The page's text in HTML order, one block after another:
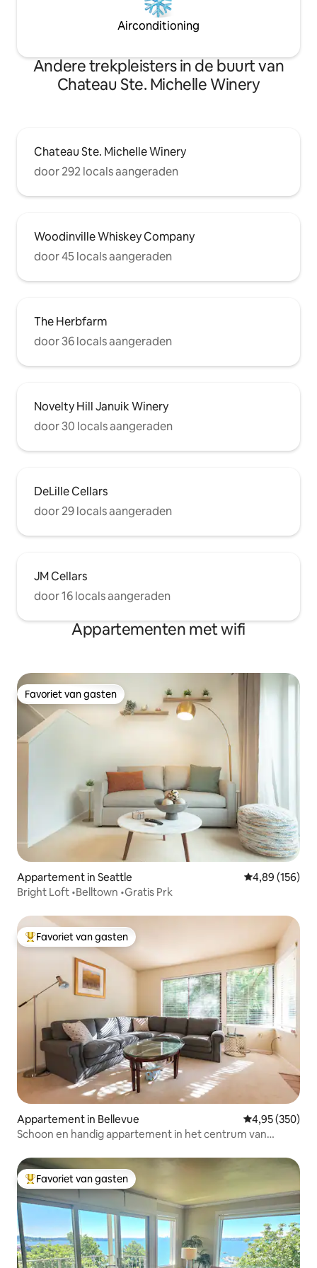
Airconditioning
Andere trekpleisters in de buurt van
Chateau Ste. Michelle Winery
Chateau Ste. Michelle Winery
door 292 locals aangeraden
Woodinville Whiskey Company
door 45 locals aangeraden
The Herbfarm
door 36 locals aangeraden
Novelty Hill Januik Winery
door 30 locals aangeraden
DeLille Cellars
door 29 locals aangeraden
JM Cellars
door 16 locals aangeraden
Appartementen met wifi
Favoriet van gasten
Favoriet van gasten
Appartement in Seattle Gemiddelde
4,89 (156)
Bright Loft •Belltown •Gratis Prk
Topfavoriet van gasten
Favoriet van gasten
Appartement in Bellevue Gemiddelde
4,95 (350)
Schoon en handig appartement in het centrum van
Topfavoriet van gasten
Favoriet van gasten